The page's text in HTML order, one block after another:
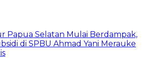
Papua Selatan Mulai Berdampak,
di SPBU Ahmad Yani Merauke